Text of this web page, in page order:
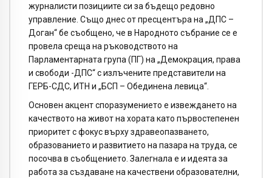
журналисти позициите си за бъдещо редовно
управление. Също днес от пресцентъра на „ДПС –
Доган“ бе съобщено, че в Народното събрание се е
провела среща на ръководството на
Парламентарната група (ПГ) на „Демокрация, права
и свободи -ДПС“ с излъчените представители на
ГЕРБ-СДС, ИТН и „БСП – Обединена левица“.
Основен акцент споразумението е извеждането на
качеството на живот на хората като първостепенен
приоритет с фокус върху здравеопазването,
образованието и развитието на пазара на труда, се
посочва в съобщението. Залегнала е и идеята за
работа за създаване на качествени образователни,